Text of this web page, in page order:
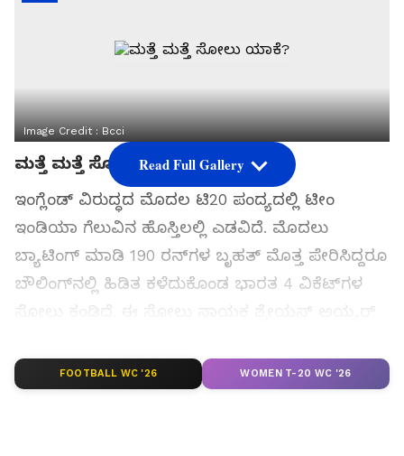
Image Credit :Bcci
ಮತ್ತೆ ಮತ್ತೆ ಸೋಲು ಯಾಕೆ?
ಇಂಗ್ಲೆಂಡ್ ವಿರುದ್ಧದ ಮೊದಲ ಟಿ20 ಪಂದ್ಯದಲ್ಲಿ ಟೀಂ
ಇಂಡಿಯಾ ಗೆಲುವಿನ ಹೊಸ್ತಿಲಲ್ಲಿ ಎಡವಿದೆ. ಮೊದಲು
ಬ್ಯಾಟಿಂಗ್ ಮಾಡಿ 190 ರನ್‌ಗಳ ಬೃಹತ್ ಮೊತ್ತ ಪೇರಿಸಿದ್ದರೂ
ಬೌಲಿಂಗ್‌ನಲ್ಲಿ ಹಿಡಿತ ಕಳೆದುಕೊಂಡ ಭಾರತ 4 ವಿಕೆಟ್‌ಗಳ
ಮುಖಭಂಗ ತಂದಿದೆ. ಪಂದ್ಯ ಕೈಜಾರಲು ಕಾರಣವಾದ ಆ 5
Read Full Gallery
FOOTBALL WC '26 WOMEN T-20 WC '26